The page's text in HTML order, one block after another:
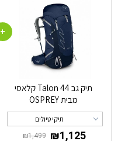
תיק גב Talon 44 קלאסי
מבית OSPREY
תיקי טיולים
‏1,499 ₪ ‏1,125 ₪
+